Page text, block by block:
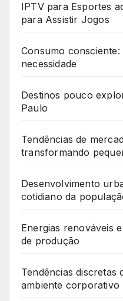
IPTV para Esportes
para Assistir Jogos
Consumo
necessidade
Destinos pouco
Paulo
Tendências de
transformando
Desenvolvimento
cotidiano da
Energias renováveis
de produção
Tendências discretas
ambiente corporativo